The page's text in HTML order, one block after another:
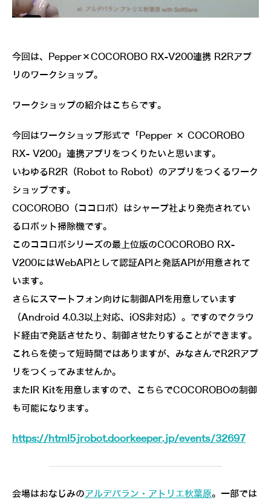
今回は、Pepper×COCOROBO RX-V200連携 R2Rアプ
リのワークショップ。
ワークショップの紹介はこちらです。
今回はワークショップ形式で「Pepper × COCOROBO
RX- V200」連携アプリをつくりたいと思います。
いわゆるR2R（Robot to Robot）のアプリをつくるワーク
ショップです。
COCOROBO（ココロボ）はシャープ社より発売されてい
るロボット掃除機です。
このココロボシリーズの最上位版のCOCOROBO RX-
V200にはWebAPIとして認証APIと発話APIが用意されて
います。
さらにスマートフォン向けに制御APIを用意しています
（Android 4.0.3以上対応、iOS非対応）。ですのでクラウ
ド経由で発話させたり、制御させたりすることができます。
これらを使って短時間ではありますが、みなさんでR2Rアプ
リをつくってみませんか。
またIR Kitを用意しますので、こちらでCOCOROBOの制御
も可能になります。
https://html5jrobot.doorkeeper.jp/events/32697
会場はおなじみのアルデバラン・アトリエ秋葉原。一部では